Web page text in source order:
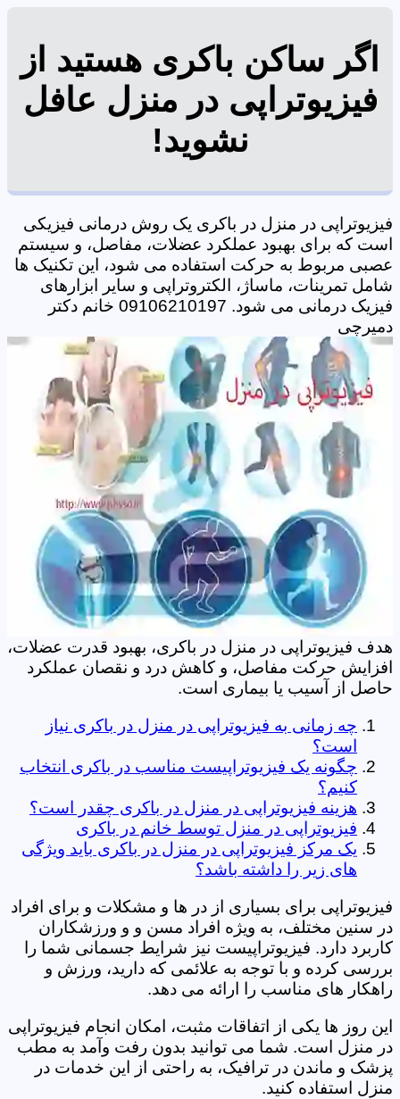
اگر ساکن باکری هستید از
فیزیوتراپی در منزل عافل
نشوید!
فیزیوتراپی در منزل در باکری یک روش درمانی فیزیکی
است که برای بهبود عملکرد عضلات، مفاصل، و سیستم
عصبی مربوط به حرکت استفاده می شود، این تکنیک ها
شامل تمرینات، ماساژ، الکتروتراپی و سایر ابزارهای
فیزیک درمانی می شود. 09106210197 خانم دکتر
دمیرچی
هدف فیزیوتراپی در منزل در باکری، بهبود قدرت عضلات،
افزایش حرکت مفاصل، و کاهش درد و نقصان عملکرد
حاصل از آسیب یا بیماری است.
چه زمانی به فیزیوتراپی در منزل در باکری نیاز
است؟
چگونه یک فیزیوتراپیست مناسب در باکری انتخاب
کنیم؟
هزینه فیزیوتراپی در منزل در باکری چقدر است؟
فیزیوتراپی در منزل توسط خانم در باکری
یک مرکز فیزیوتراپی در منزل در باکری باید ویژگی
های زیر را داشته باشد؟
فیزیوتراپی برای بسیاری از در ها و مشکلات و برای افراد
در سنین مختلف، به ویژه افراد مسن و و ورزشکاران
کاربرد دارد. فیزیوتراپیست نیز شرایط جسمانی شما را
بررسی کرده و با توجه به علائمی که دارید، ورزش و
راهکار های مناسب را ارائه می دهد.
این روز ها یکی از اتفاقات مثبت، امکان انجام فیزیوتراپی
در منزل است. شما می توانید بدون رفت وآمد به مطب
پزشک و ماندن در ترافیک، به راحتی از این خدمات در
منزل استفاده کنید.